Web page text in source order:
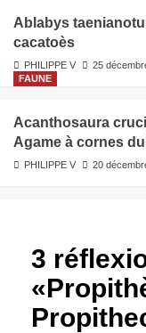
Ablabys
cacatoès
PHILIPPE V 25
FAUNE
Acanthosaura
Agame à cornes du
PHILIPPE V 20
3
«